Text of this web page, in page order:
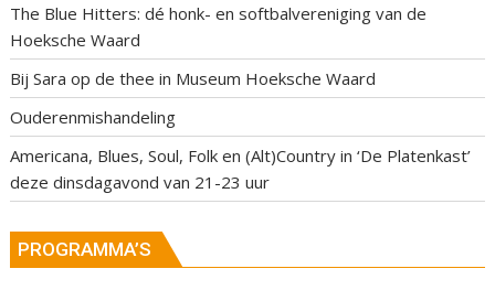
The Blue Hitters: dé honk- en softbalvereniging van de
Hoeksche Waard
Bij Sara op de thee in Museum Hoeksche Waard
Ouderenmishandeling
Americana, Blues, Soul, Folk en (Alt)Country in ‘De Platenkast’
deze dinsdagavond van 21-23 uur
PROGRAMMA’S